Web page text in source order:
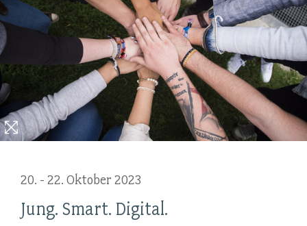
20. - 22. Oktober 2023
Jung. Smart. Digital.